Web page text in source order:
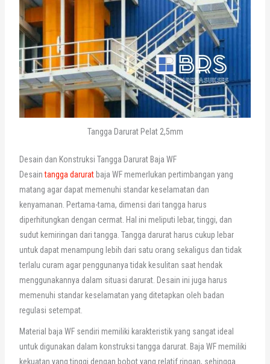
Tangga Darurat Pelat 2,5mm
Desain dan Konstruksi Tangga Darurat Baja WF
Desaintangga daruratbaja WF memerlukan pertimbangan yang
matang agar dapat memenuhi standar keselamatan dan
kenyamanan. Pertama-tama, dimensi dari tangga harus
diperhitungkan dengan cermat. Hal ini meliputi lebar, tinggi, dan
sudut kemiringan dari tangga. Tangga darurat harus cukup lebar
untuk dapat menampung lebih dari satu orang sekaligus dan tidak
terlalu curam agar penggunanya tidak kesulitan saat hendak
menggunakannya dalam situasi darurat. Desain ini juga harus
memenuhi standar keselamatan yang ditetapkan oleh badan
regulasi setempat.
Material baja WF sendiri memiliki karakteristik yang sangat ideal
untuk digunakan dalam konstruksi tangga darurat. Baja WF memiliki
kekuatan yang tinggi dengan bobot yang relatif ringan, sehingga